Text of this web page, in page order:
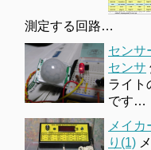
測定する回路…
センサ
センサ
ライト
です…
メイ
り(1)